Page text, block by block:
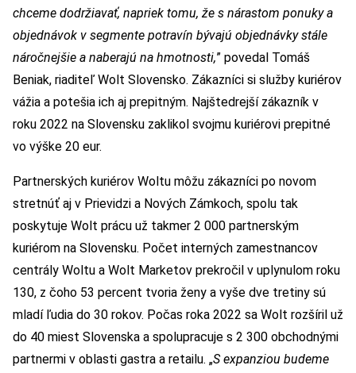
chceme dodržiavať, napriek tomu, že s nárastom ponuky a
objednávok v segmente potravín bývajú objednávky stále
náročnejšie a naberajú na hmotnosti,” povedal Tomáš
Beniak, riaditeľ Wolt Slovensko. Zákazníci si služby kuriérov
vážia a potešia ich aj prepitným. Najštedrejší zákazník v
roku 2022 na Slovensku zaklikol svojmu kuriérovi prepitné
vo výške 20 eur.
Partnerských kuriérov Woltu môžu zákazníci po novom
stretnúť aj v Prievidzi a Nových Zámkoch, spolu tak
poskytuje Wolt prácu už takmer 2 000 partnerským
kuriérom na Slovensku. Počet interných zamestnancov
centrály Woltu a Wolt Marketov prekročil v uplynulom roku
130, z čoho 53 percent tvoria ženy a vyše dve tretiny sú
mladí ľudia do 30 rokov. Počas roka 2022 sa Wolt rozšíril už
do 40 miest Slovenska a spolupracuje s 2 300 obchodnými
partnermi v oblasti gastra a retailu. „S expanziou budeme